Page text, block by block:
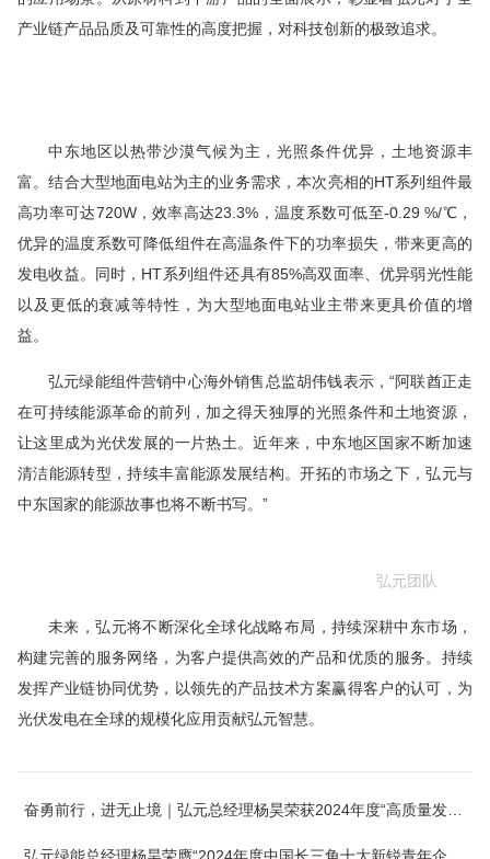
产业链产品品质及可靠性的高度把握，对科技创新的极致追求。
中东地区以热带沙漠气候为主，光照条件优异，土地资源丰
富。结合大型地面电站为主的业务需求，本次亮相的HT系列组件最
高功率可达720W，效率高达23.3%，温度系数可低至-0.29 %/℃，
优异的温度系数可降低组件在高温条件下的功率损失，带来更高的
发电收益。同时，HT系列组件还具有85%高双面率、优异弱光性能
以及更低的衰减等特性，为大型地面电站业主带来更具价值的增
益。
弘元绿能组件营销中心海外销售总监胡伟钱表示，“阿联酋正走
在可持续能源革命的前列，加之得天独厚的光照条件和土地资源，
让这里成为光伏发展的一片热土。近年来，中东地区国家不断加速
清洁能源转型，持续丰富能源发展结构。开拓的市场之下，弘元与
中东国家的能源故事也将不断书写。”
弘元团队
未来，弘元将不断深化全球化战略布局，持续深耕中东市场，
构建完善的服务网络，为客户提供高效的产品和优质的服务。持续
发挥产业链协同优势，以领先的产品技术方案赢得客户的认可，为
光伏发电在全球的规模化应用贡献弘元智慧。